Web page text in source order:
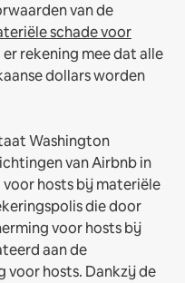
van de
schade voor
er rekening mee dat alle
dollars worden
Washington
van Airbnb in
voor hosts bij materiële
die door
voor hosts bij
aan de
voor hosts. Dankzij de